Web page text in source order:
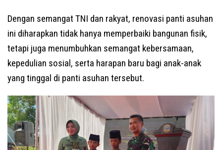
Dengan semangat TNI dan rakyat, renovasi panti asuhan
ini diharapkan tidak hanya memperbaiki bangunan fisik,
tetapi juga menumbuhkan semangat kebersamaan,
kepedulian sosial, serta harapan baru bagi anak-anak
yang tinggal di panti asuhan tersebut.